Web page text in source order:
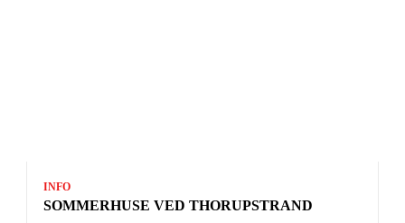
INFO
SOMMERHUSE VED THORUPSTRAND